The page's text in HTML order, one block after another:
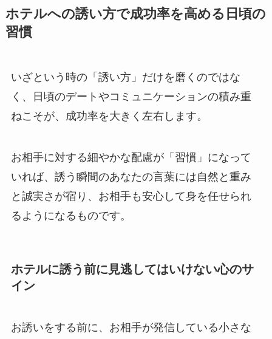
ホテルへの誘い方で成功率を高める日頃の
習慣
いざという時の「誘い方」だけを磨くのではな
く、日頃のデートやコミュニケーションの積み重
ねこそが、成功率を大きく左右します。
お相手に対する細やかな配慮が「習慣」になって
いれば、誘う瞬間のあなたの言葉には自然と重み
と誠実さが宿り、お相手も安心して身を任せられ
るようになるものです。
ホテルに誘う前に見逃してはいけない心のサ
イン
お誘いをする前に、お相手が発信している小さな